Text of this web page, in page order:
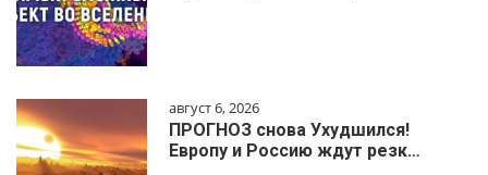
август 6, 2026
ПРОГНОЗ снова Ухудшился!
Европу и Россию ждут резк…